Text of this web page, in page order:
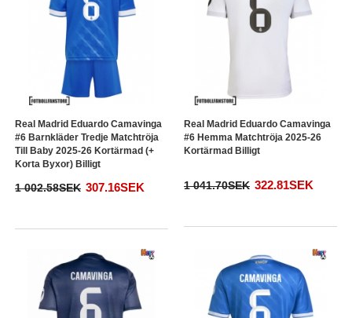
Real Madrid Eduardo Camavinga
#6 Barnkläder Tredje Matchtröja
Till Baby 2025-26 Kortärmad (+
Korta Byxor) Billigt
1 002.58SEK 307.16SEK
Real Madrid Eduardo Camavinga
#6 Hemma Matchtröja 2025-26
Kortärmad Billigt
1 041.70SEK 322.81SEK